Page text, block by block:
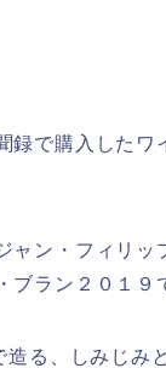
録で購入したワ
ャン・フィリッ
ブラン２０１９
造る、しみじみ